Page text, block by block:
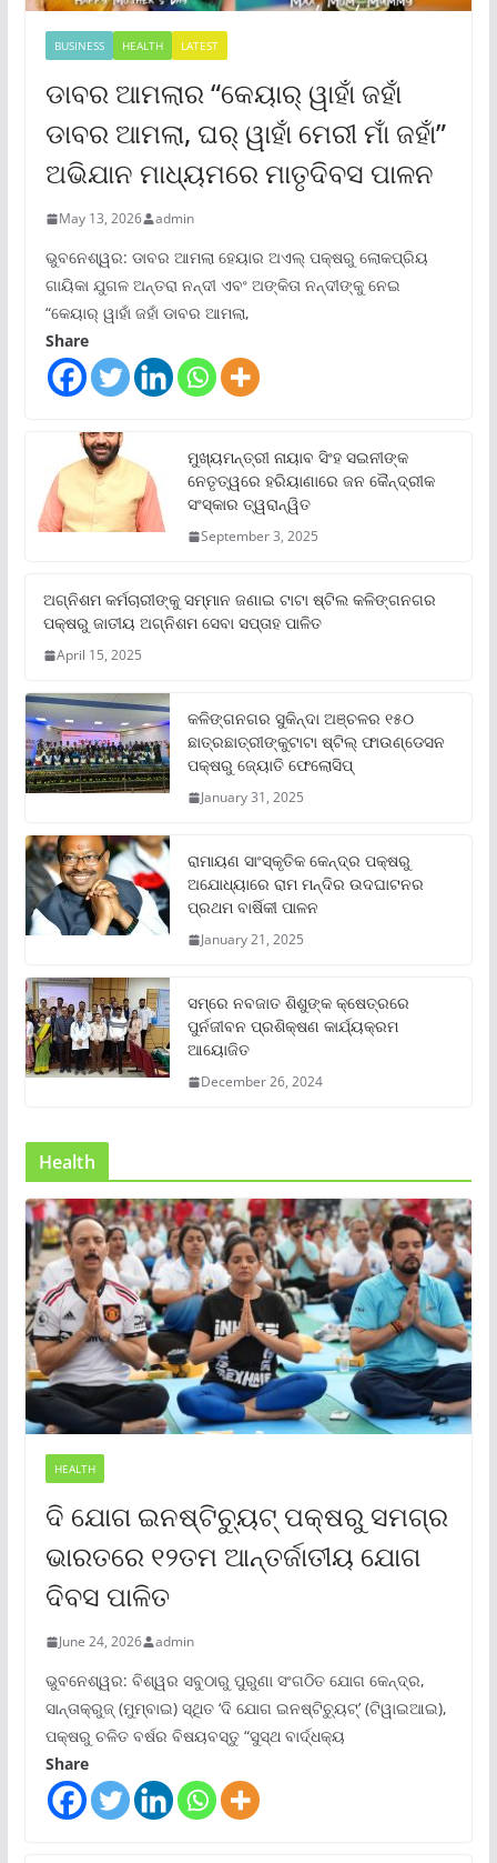
BUSINESS HEALTH LATEST
ଡାବର ଆମଲାର “କେୟାର୍ ୱାହାଁ ଜହାଁ
ଡାବର ଆମଲା, ଘର୍ ୱାହାଁ ମେରୀ ମାଁ ଜହାଁ”
ଅଭିଯାନ ମାଧ୍ୟମରେ ମାତୃଦିବସ ପାଳନ
May 13, 2026 admin
ଭୁବନେଶ୍ୱର: ଡାବର ଆମଲା ହେୟାର ଅଏଲ୍ ପକ୍ଷରୁ ଲୋକପ୍ରିୟ
ଗାୟିକା ଯୁଗଳ ଅନ୍ତରା ନନ୍ଦୀ ଏବଂ ଅଙ୍କିତା ନନ୍ଦୀଙ୍କୁ ନେଇ
“କେୟାର୍ ୱାହାଁ ଜହାଁ ଡାବର ଆମଲା,
Share
ମୁଖ୍ୟମନ୍ତ୍ରୀ ନାୟାବ ସିଂହ ସଇନୀଙ୍କ
ନେତୃତ୍ୱରେ ହରିୟାଣାରେ ଜନ କୈନ୍ଦ୍ରୀକ
ସଂସ୍କାର ତ୍ୱରାନ୍ୱିତ
September 3, 2025
ଅଗ୍ନିଶମ କର୍ମଚାରୀଙ୍କୁ ସମ୍ମାନ ଜଣାଇ ଟାଟା ଷ୍ଟିଲ କଳିଙ୍ଗନଗର
ପକ୍ଷରୁ ଜାତୀୟ ଅଗ୍ନିଶମ ସେବା ସପ୍ତାହ ପାଳିତ
April 15, 2025
କଳିଙ୍ଗନଗର ସୁକିନ୍ଦା ଅଞ୍ଚଳର ୧୫୦
ଛାତ୍ରଛାତ୍ରୀଙ୍କୁଟାଟା ଷ୍ଟିଲ୍ ଫାଉଣ୍ଡେସନ
ପକ୍ଷରୁ ଜ୍ୟୋତି ଫେଲୋସିପ୍‌
January 31, 2025
ରାମାୟଣ ସାଂସ୍କୃତିକ କେନ୍ଦ୍ର ପକ୍ଷରୁ
ଅଯୋଧ୍ୟାରେ ରାମ ମନ୍ଦିର ଉଦଘାଟନର
ପ୍ରଥମ ବାର୍ଷିକୀ ପାଳନ
January 21, 2025
ସମ୍‌ରେ ନବଜାତ ଶିଶୁଙ୍କ କ୍ଷେତ୍ରରେ
ପୁର୍ନଜୀବନ ପ୍ରଶିକ୍ଷଣ କାର୍ଯ୍ୟକ୍ରମ
ଆୟୋଜିତ
December 26, 2024
Health
HEALTH
ଦି ଯୋଗ ଇନଷ୍ଟିଚ୍ୟୁଟ୍ ପକ୍ଷରୁ ସମଗ୍ର
ଭାରତରେ ୧୨ତମ ଆନ୍ତର୍ଜାତୀୟ ଯୋଗ
ଦିବସ ପାଳିତ
June 24, 2026 admin
ଭୁବନେଶ୍ୱର: ବିଶ୍ୱର ସବୁଠାରୁ ପୁରୁଣା ସଂଗଠିତ ଯୋଗ କେନ୍ଦ୍ର,
ସାନ୍ତାକ୍ରୁଜ୍ (ମୁମ୍ବାଇ) ସ୍ଥିତ ‘ଦି ଯୋଗ ଇନଷ୍ଟିଚ୍ୟୁଟ୍‌’ (ଟିୱାଇଆଇ),
ପକ୍ଷରୁ ଚଳିତ ବର୍ଷର ବିଷୟବସ୍ତୁ “ସୁସ୍ଥ ବାର୍ଦ୍ଧକ୍ୟ
Share